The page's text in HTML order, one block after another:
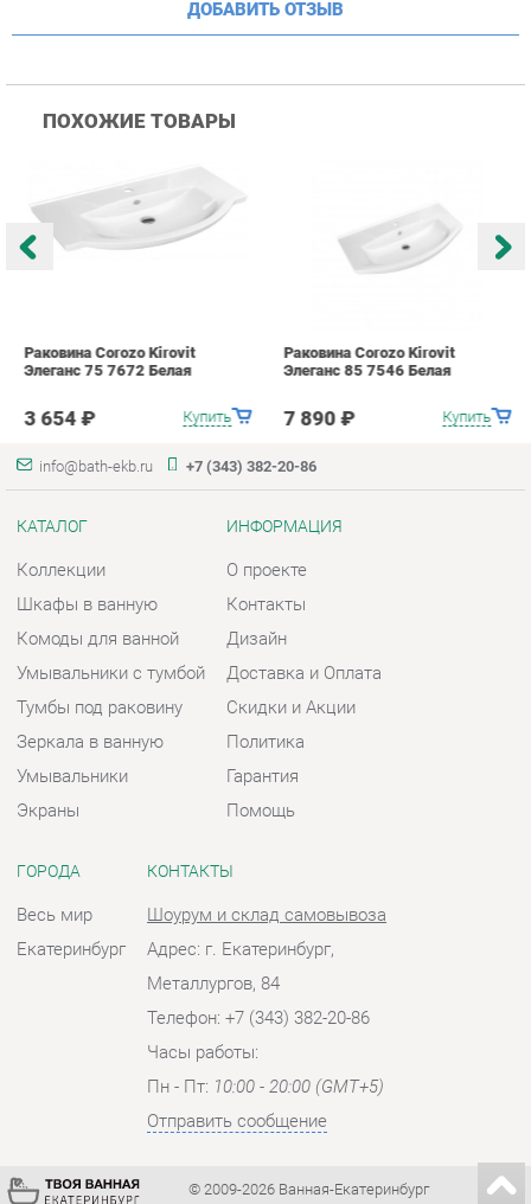
Раковина Corozo Kirovit
Элеганс 75 7672 Белая
3 654 ₽ Купить
КАТАЛОГ
Комоды для ванной
Тумбы под раковину
Зеркала в ванную
Умывальники
Экраны
ИНФОРМАЦИЯ
О проекте
Дизайн
Скидки и Акции
Политика
Гарантия
Помощь
Весь мир
Екатеринбург
Шоурум и склад самовывоза
Адрес: г. Екатеринбург,
Металлургов, 84
Часы работы:
© 2009-2026 Ванная-Екатеринбург